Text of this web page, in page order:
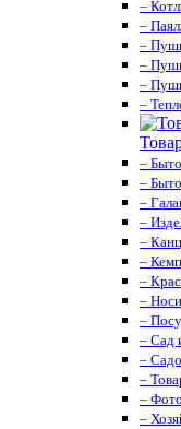
–
–
–
–
–
–
–
–
–
–
–
–
–
–
–
– Сад
–
–
–
–